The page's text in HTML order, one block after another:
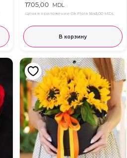
1705,00 MDL
Цена в приложении Ok Flora 1643,00 MDL
В корзину